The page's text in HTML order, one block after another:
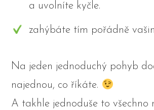
a uvolníte kyčle.
zahýbáte tím pořádně
Na jeden jednoduchý pohyb
najednou, co říkáte.
A takhle jednoduše to všechno